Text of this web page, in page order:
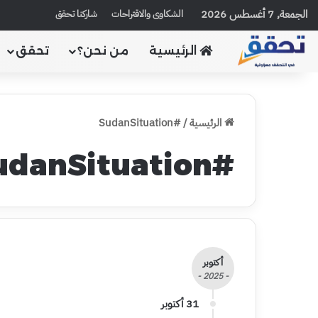
الجمعة, 7 أغسطس 2026 الشكاوى والاقتراحات شاركنا تحقق
الرئيسية من نحن؟ تحقق
الرئيسية/
#SudanSituation
#SudanSituation
أكتوبر
- 2025 -
31 أكتوبر